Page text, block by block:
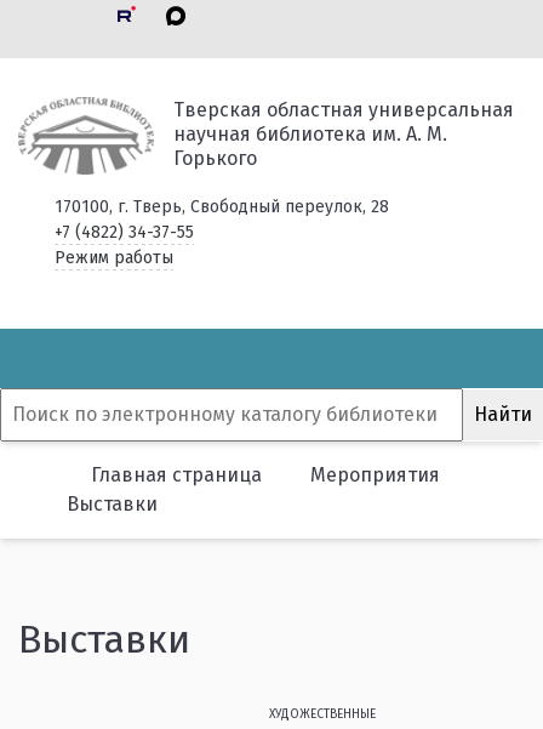
Тверская областная универсальная
научная библиотека им. А. М.
Горького
170100, г. Тверь, Свободный переулок, 28
+7 (4822) 34-37-55
Режим работы
Главная страница
Мероприятия
Выставки
Выставки
ХУДОЖЕСТВЕННЫЕ